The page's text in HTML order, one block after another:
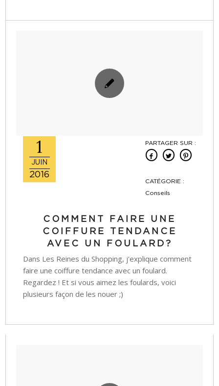
1
JUIN
2016
PARTAGER SUR :
CATÉGORIE :
Conseils
COMMENT FAIRE UNE
COIFFURE TENDANCE
AVEC UN FOULARD?
Dans Les Reines du Shopping, j'explique comment
faire une coiffure tendance avec un foulard.
Regardez ! Et si vous aimez les foulards, voici
plusieurs façon de les nouer ;)